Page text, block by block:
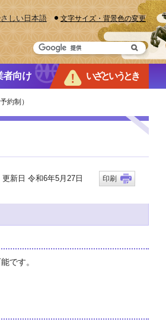
しい日本語 文字サイズ・背景色の変更
者向け いざというとき
約制）
新日 令和6年5月27日 印刷
です。